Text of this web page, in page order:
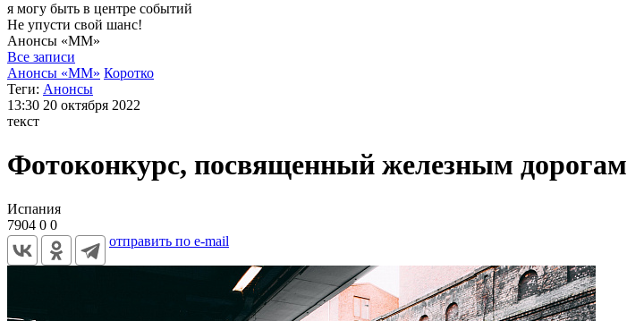
я могу быть в центре событий
Не упусти свой шанс!
Анонсы «ММ»
Все записи
Анонсы «ММ» Коротко
Теги: Анонсы
13:30 20 октября 2022
текст
Фотоконкурс, посвященный железным дорогам
Испания
7904 0 0
отправить по e-mail